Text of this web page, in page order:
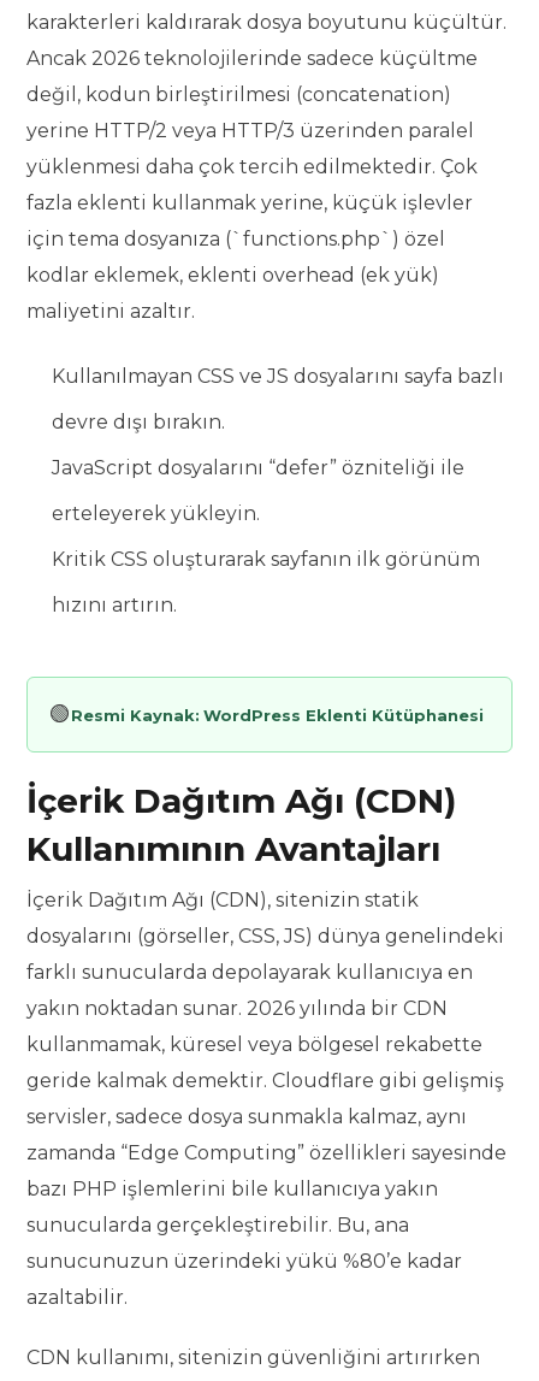
karakterleri kaldırarak dosya boyutunu küçültür.
Ancak 2026 teknolojilerinde sadece küçültme
değil, kodun birleştirilmesi (concatenation)
yerine HTTP/2 veya HTTP/3 üzerinden paralel
yüklenmesi daha çok tercih edilmektedir. Çok
fazla eklenti kullanmak yerine, küçük işlevler
için tema dosyanıza (`functions.php`) özel
kodlar eklemek, eklenti overhead (ek yük)
maliyetini azaltır.
Kullanılmayan CSS ve JS dosyalarını sayfa bazlı
devre dışı bırakın.
JavaScript dosyalarını “defer” özniteliği ile
erteleyerek yükleyin.
Kritik CSS oluşturarak sayfanın ilk görünüm
hızını artırın.
🟢Resmi Kaynak: WordPress Eklenti Kütüphanesi
İçerik Dağıtım Ağı (CDN)
Kullanımının Avantajları
İçerik Dağıtım Ağı (CDN), sitenizin statik
dosyalarını (görseller, CSS, JS) dünya genelindeki
farklı sunucularda depolayarak kullanıcıya en
yakın noktadan sunar. 2026 yılında bir CDN
kullanmamak, küresel veya bölgesel rekabette
geride kalmak demektir. Cloudflare gibi gelişmiş
servisler, sadece dosya sunmakla kalmaz, aynı
zamanda “Edge Computing” özellikleri sayesinde
bazı PHP işlemlerini bile kullanıcıya yakın
sunucularda gerçekleştirebilir. Bu, ana
sunucunuzun üzerindeki yükü %80’e kadar
azaltabilir.
CDN kullanımı, sitenizin güvenliğini artırırken